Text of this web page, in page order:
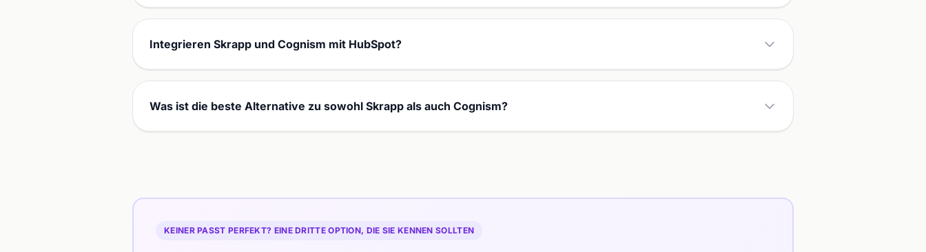
Integrieren Skrapp und Cognism mit HubSpot?
Was ist die beste Alternative zu sowohl Skrapp als auch Cognism?
KEINER PASST PERFEKT? EINE DRITTE OPTION, DIE SIE KENNEN SOLLTEN